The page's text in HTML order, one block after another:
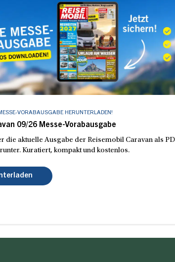
VORABAUSGABE HERUNTERLADEN!
09/26 Messe-Vorabausgabe
die aktuelle Ausgabe der Reisemobil Caravan als
Kuratiert, kompakt und kostenlos.